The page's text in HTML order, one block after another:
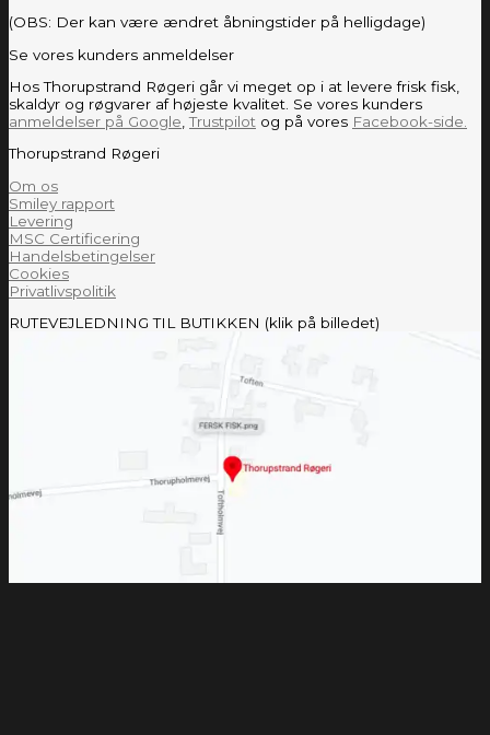
(OBS: Der kan være ændret åbningstider på helligdage)
Se vores kunders anmeldelser
Hos Thorupstrand Røgeri går vi meget op i at levere frisk fisk,
skaldyr og røgvarer af højeste kvalitet. Se vores kunders
anmeldelser på Google ,Trustpilot og på vores Facebook-side.
Thorupstrand Røgeri
Om os
Smiley rapport
Levering
MSC Certificering
Handelsbetingelser
Cookies
Privatlivspolitik
RUTEVEJLEDNING TIL BUTIKKEN (klik på billedet)